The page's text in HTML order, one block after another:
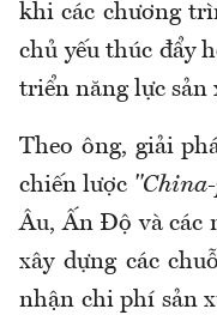
khi các chương
chủ yếu thúc đẩy
triển năng lực sản
Theo ông, giải
chiến lược
Âu, Ấn Độ và các
xây dựng các
nhận chi phí sản